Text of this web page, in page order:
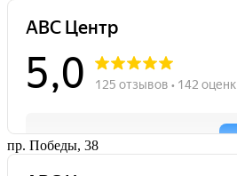
пр. Победы, 38